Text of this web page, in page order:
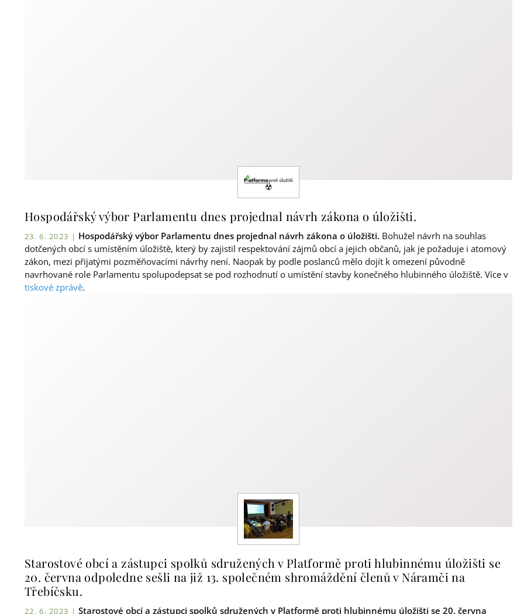
Hospodářský výbor Parlamentu dnes projednal návrh zákona o úložišti.
23. 6. 2023 | Hospodářský výbor Parlamentu dnes projednal návrh zákona o úložišti. Bohužel návrh na souhlas
dotčených obcí s umístěním úložiště, který by zajistil respektování zájmů obcí a jejich občanů, jak je požaduje i atomový
zákon, mezi přijatými pozměňovacími návrhy není. Naopak by podle poslanců mělo dojít k omezení původně
navrhované role Parlamentu spolupodepsat se pod rozhodnutí o umístění stavby konečného hlubinného úložiště. Více v
tiskové zprávě.
Starostové obcí a zástupci spolků sdružených v Platformě proti hlubinnému úložišti se
20. června odpoledne sešli na již 13. společném shromáždění členů v Náramči na
Třebíčsku.
22. 6. 2023 | Starostové obcí a zástupci spolků sdružených v Platformě proti hlubinnému úložišti se 20. června